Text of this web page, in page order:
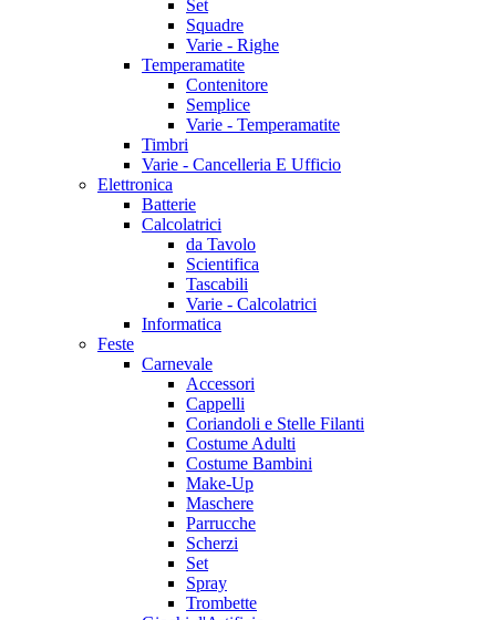
Set
Squadre
Varie - Righe
Temperamatite
Contenitore
Semplice
Varie - Temperamatite
Timbri
Varie - Cancelleria E Ufficio
Elettronica
Batterie
Calcolatrici
da Tavolo
Scientifica
Tascabili
Varie - Calcolatrici
Informatica
Feste
Carnevale
Accessori
Cappelli
Coriandoli e Stelle Filanti
Costume Adulti
Costume Bambini
Make-Up
Maschere
Parrucche
Scherzi
Set
Spray
Trombette